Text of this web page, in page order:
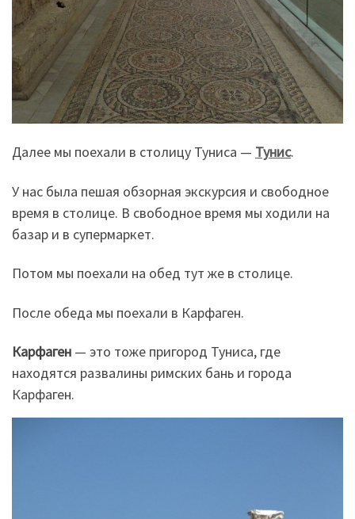
Далее мы поехали в столицу Туниса — Тунис.
У нас была пешая обзорная экскурсия и свободное
время в столице. В свободное время мы ходили на
базар и в супермаркет.
Потом мы поехали на обед тут же в столице.
После обеда мы поехали в Карфаген.
Карфаген — это тоже пригород Туниса, где
находятся развалины римских бань и города
Карфаген.